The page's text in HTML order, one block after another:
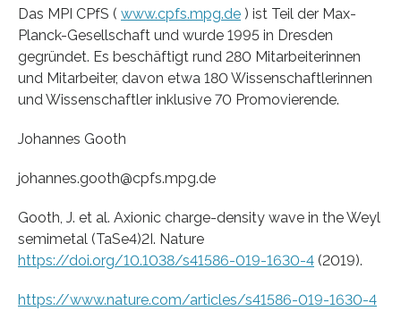
Das MPI CPfS ( www.cpfs.mpg.de ) ist Teil der Max-
Planck-Gesellschaft und wurde 1995 in Dresden
gegründet. Es beschäftigt rund 280 Mitarbeiterinnen
und Mitarbeiter, davon etwa 180 Wissenschaftlerinnen
und Wissenschaftler inklusive 70 Promovierende.
Johannes Gooth
johannes.gooth@cpfs.mpg.de
Gooth, J. et al. Axionic charge-density wave in the Weyl
semimetal (TaSe4)2I. Nature
https://doi.org/10.1038/s41586-019-1630-4 (2019).
https://www.nature.com/articles/s41586-019-1630-4